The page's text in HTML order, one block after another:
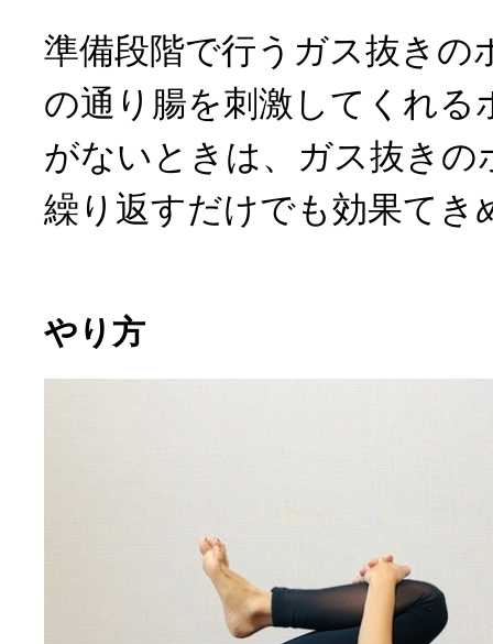
準備段階で行うガス抜きの
の通り腸を刺激してくれる
がないときは、ガス抜きの
繰り返すだけでも効果てき
やり方